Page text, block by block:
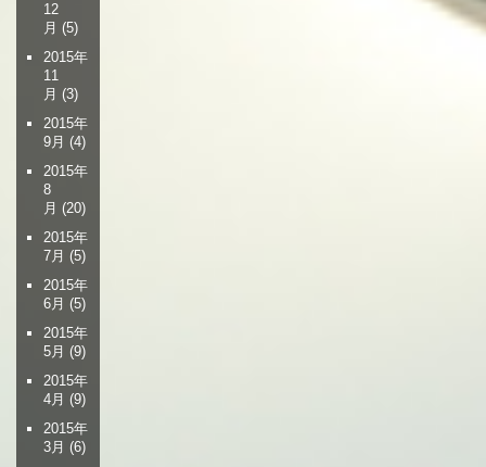
12
月 (5)
2015年
11
月 (3)
2015年
9月 (4)
2015年
8
月 (20)
2015年
7月 (5)
2015年
6月 (5)
2015年
5月 (9)
2015年
4月 (9)
2015年
3月 (6)